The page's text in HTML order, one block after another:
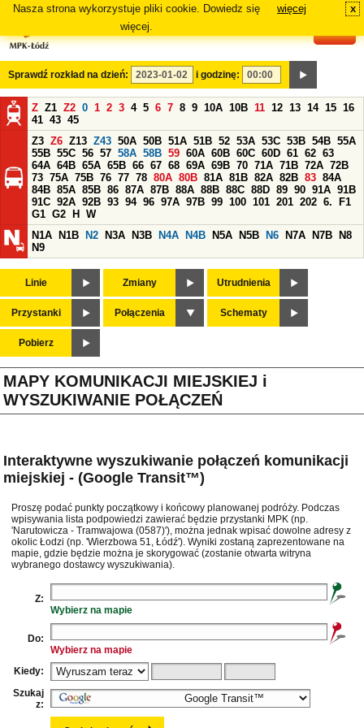
Nasza strona wykorzystuje pliki cookie. Dowiedz się
więcej.
więcej x
Sprawdź rozkład na dzień: i godzinę:
Z Z1 Z2 0 1 2 3 4 5 6 7 8 9 10A 10B 11 12 13 14 15 16
41 43 45
Z3 Z6 Z13 Z43 50A 50B 51A 51B 52 53A 53C 53B 54B 55A
55B 55C 56 57 58A 58B 59 60A 60B 60C 60D 61 62 63
64A 64B 65A 65B 66 67 68 69A 69B 70 71A 71B 72A 72B
73 75A 75B 76 77 78 80A 80B 81A 81B 82A 82B 83 84A
84B 85A 85B 86 87A 87B 88A 88B 88C 88D 89 90 91A 91B
91C 92A 92B 93 94 96 97A 97B 99 100 101 201 202 6.
F1
G1 G2 H
W
N1A
N1B N2 N3A N3B N4A N4B N5A N5B N6 N7A N7B
N8
N9
Linie Zmiany Utrudnienia
Przystanki Połączenia Schematy
Pobierz
MAPY KOMUNIKACJI MIEJSKIEJ i
WYSZUKIWANIE POŁĄCZEŃ
Interaktywne wyszukiwanie połączeń komunikacji
miejskiej - (Google Transit™)
Proszę podać punkty początkowy i końcowy planowanej podróży. Podczas
wpisywania lista podpowiedzi zawierać będzie przystanki MPK (np.
'Narutowicza - Tramwajowa (0587)'), można jednak wpisać dowolne adresy z
okolic Łodzi (np. 'Wierzbowa 51, Łódź'). Wyniki zostaną zaprezentowane na
mapie, gdzie będzie można je skorygować (zostanie otwarta witryna
wybranego dostawcy wyszukiwania).
Z:
Wybierz na mapie
Do:
Wybierz na mapie
Kiedy:
Szukaj
z: